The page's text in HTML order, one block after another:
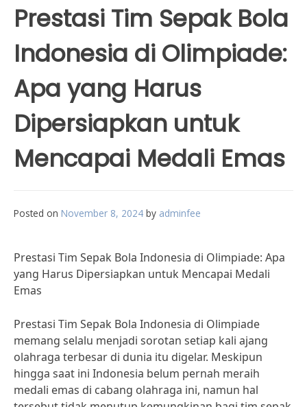
Prestasi Tim Sepak Bola
Indonesia di Olimpiade:
Apa yang Harus
Dipersiapkan untuk
Mencapai Medali Emas
Posted on November 8, 2024 by adminfee
Prestasi Tim Sepak Bola Indonesia di Olimpiade: Apa
yang Harus Dipersiapkan untuk Mencapai Medali
Emas
Prestasi Tim Sepak Bola Indonesia di Olimpiade
memang selalu menjadi sorotan setiap kali ajang
olahraga terbesar di dunia itu digelar. Meskipun
hingga saat ini Indonesia belum pernah meraih
medali emas di cabang olahraga ini, namun hal